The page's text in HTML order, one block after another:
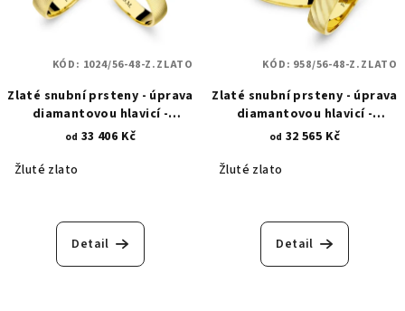
Zlaté snubní prsteny - úprava
diamantovou hlavicí -
zkosené proužky a
od 33 406 Kč
Žluté zlato
Detail
KÓD: 1024/56-48-Z.ZLATO
Zlaté snubní prsteny - úprava
diamantovou hlavicí -
zkosené a svislé proužky 958
od 32 565 Kč
Žluté zlato
Detail
KÓD: 958/56-48-Z.ZLATO